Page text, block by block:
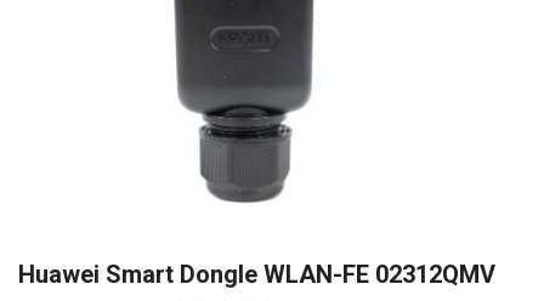
Inregistreaza-te
Huawei Smart Dongle WLAN-FE 02312QMV